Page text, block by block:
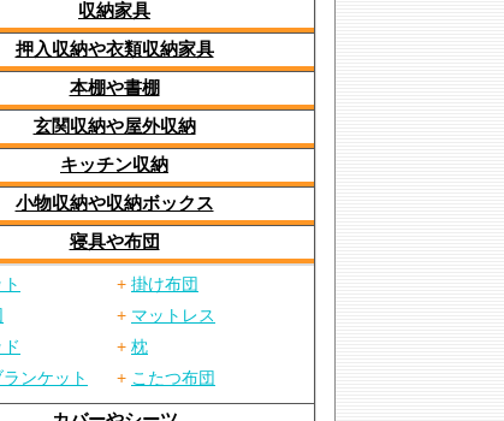
収納家具
押入収納や衣類収納家具
本棚や書棚
玄関収納や屋外収納
キッチン収納
小物収納や収納ボックス
寝具や布団
+ 掛け布団
+ マットレス
+ 枕
ンケット + こたつ布団